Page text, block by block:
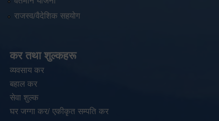
राजस्व/वैदेशिक सहयोग
कर तथा शुल्कहरू
व्यवसाय कर
बहाल कर
सेवा शुल्क
घर जग्गा कर/ एकीकृत सम्पति कर